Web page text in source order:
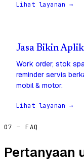
Lihat layanan →
Jasa Bikin
Work order, stok
reminder servis
mobil & motor.
Lihat layanan →
07 — FAQ
Pertanyaan